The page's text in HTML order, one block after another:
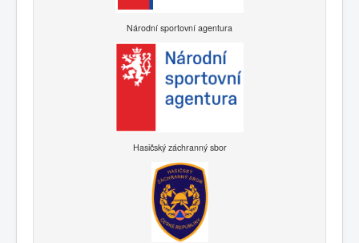
Národní sportovní agentura
Hasičský záchranný sbor